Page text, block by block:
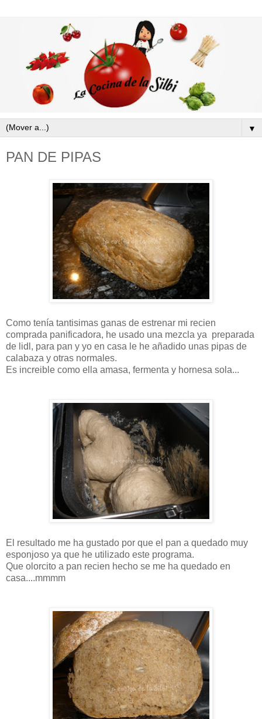
▼
PAN DE PIPAS
Como tenía tantisimas ganas de estrenar mi recien
comprada panificadora, he usado una mezcla ya preparada
de lidl, para pan y yo en casa le he añadido unas pipas de
calabaza y otras normales.
Es increible como ella amasa, fermenta y hornesa sola...
El resultado me ha gustado por que el pan a quedado muy
esponjoso ya que he utilizado este programa.
Que olorcito a pan recien hecho se me ha quedado en
casa....mmmm